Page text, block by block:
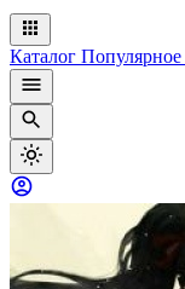
Каталог Популярное